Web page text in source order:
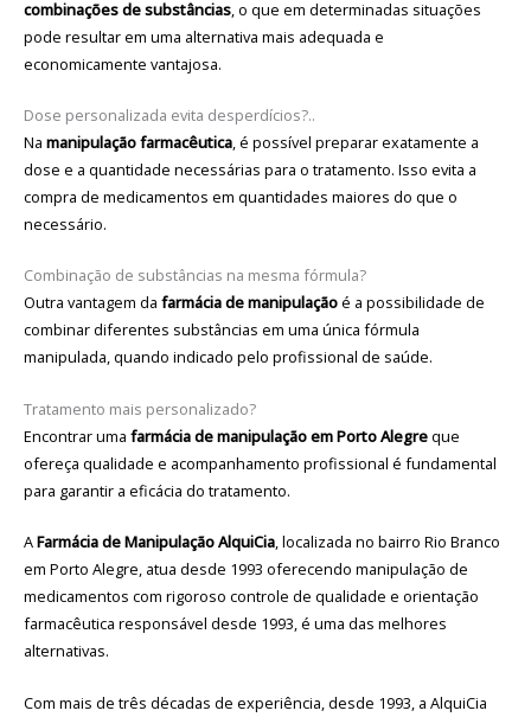
combinações de substâncias, o que em determinadas situações
pode resultar em uma alternativa mais adequada e
economicamente vantajosa.
Dose personalizada evita desperdícios?..
Na manipulação farmacêutica, é possível preparar exatamente a
dose e a quantidade necessárias para o tratamento. Isso evita a
compra de medicamentos em quantidades maiores do que o
necessário.
Combinação de substâncias na mesma fórmula?
Outra vantagem da farmácia de manipulaçãoé a possibilidade de
combinar diferentes substâncias em uma única fórmula
manipulada, quando indicado pelo profissional de saúde.
Tratamento mais personalizado?
Encontrar uma farmácia de manipulação em Porto Alegreque
ofereça qualidade e acompanhamento profissional é fundamental
para garantir a eficácia do tratamento.
AFarmácia de Manipulação AlquiCia, localizada no bairro Rio Branco
em Porto Alegre, atua desde 1993 oferecendo manipulação de
medicamentos com rigoroso controle de qualidade e orientação
farmacêutica responsável desde 1993, é uma das melhores
alternativas.
Com mais de três décadas de experiência, desde 1993, a AlquiCia